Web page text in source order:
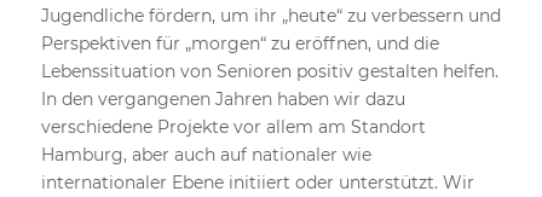
Jugendliche fördern, um ihr „heute“ zu verbessern und
Perspektiven für „morgen“ zu eröffnen, und die
Lebenssituation von Senioren positiv gestalten helfen.
In den vergangenen Jahren haben wir dazu
verschiedene Projekte vor allem am Standort
Hamburg, aber auch auf nationaler wie
internationaler Ebene initiiert oder unterstützt. Wir